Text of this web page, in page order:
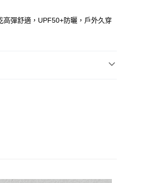
遠東國際商業銀行
大哥大用戶可立即使用無須另外申請。
，訂單成立後會自動跳轉到大哥付的交易
金額請依後續交易確認頁面所載為準。
後才付款」的支付方式。 讓您購物簡單
點擊此簡訊中的連結，可透過四大超商
高彈舒適，UPF50+防曬，戶外久穿